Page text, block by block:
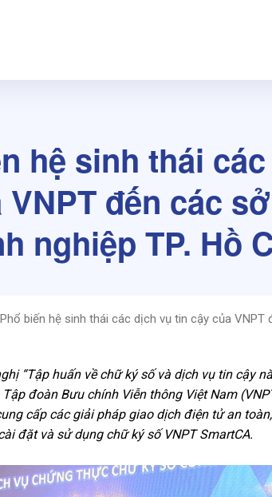
hệ sinh thái
VNPT đến các
nghiệp TP. Hồ
Phổ biến hệ sinh thái các dịch vụ tin cậy của VNPT
“Tập huấn về chữ ký số và dịch vụ tin cậy
đoàn Bưu chính Viễn thông Việt Nam
cấp các giải pháp giao dịch điện tử an
đặt và sử dụng chữ ký số VNPT SmartCA.